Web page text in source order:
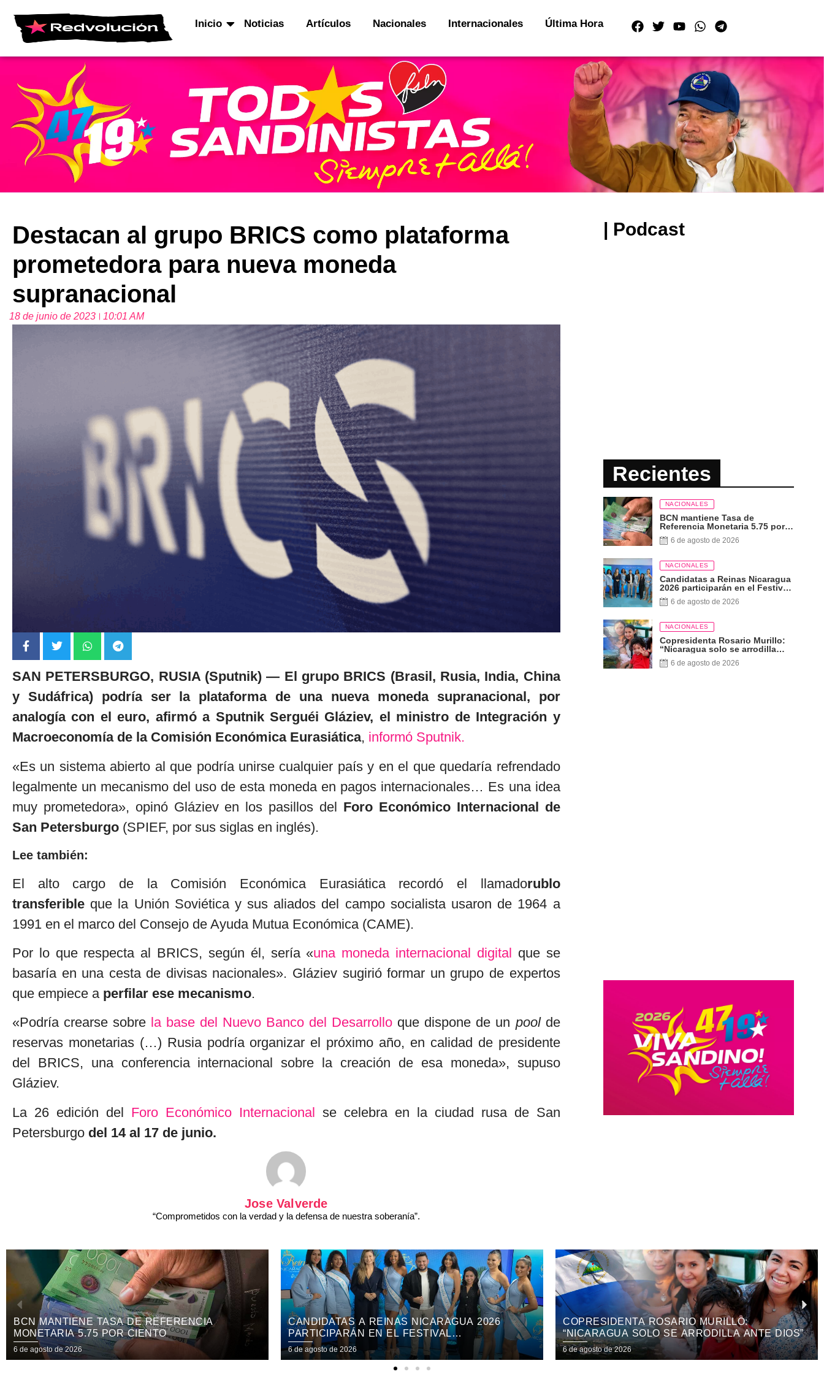
Inicio Noticias Artículos Nacionales Internacionales Última Hora
Destacan al grupo BRICS como plataforma
prometedora para nueva moneda
supranacional
18 de junio de 2023 10:01 AM
SAN PETERSBURGO, RUSIA (Sputnik) — El grupo BRICS (Brasil, Rusia, India, China
y Sudáfrica) podría ser la plataforma de una nueva moneda supranacional, por
analogía con el euro, afirmó a Sputnik Serguéi Gláziev, el ministro de Integración y
Macroeconomía de la Comisión Económica Eurasiática, informó Sputnik.
«Es un sistema abierto al que podría unirse cualquier país y en el que quedaría refrendado
legalmente un mecanismo del uso de esta moneda en pagos internacionales… Es una idea
muy prometedora», opinó Gláziev en los pasillos del Foro Económico Internacional de
San Petersburgo (SPIEF, por sus siglas en inglés).
Lee también:
El alto cargo de la Comisión Económica Eurasiática recordó el llamadorublo
transferible que la Unión Soviética y sus aliados del campo socialista usaron de 1964 a
1991 en el marco del Consejo de Ayuda Mutua Económica (CAME).
Por lo que respecta al BRICS, según él, sería «una moneda internacional digital que se
basaría en una cesta de divisas nacionales». Gláziev sugirió formar un grupo de expertos
que empiece a perfilar ese mecanismo.
«Podría crearse sobre la base del Nuevo Banco del Desarrollo que dispone de un pool de
reservas monetarias (…) Rusia podría organizar el próximo año, en calidad de presidente
del BRICS, una conferencia internacional sobre la creación de esa moneda», supuso
Gláziev.
La 26 edición del Foro Económico Internacional se celebra en la ciudad rusa de San
Petersburgo del 14 al 17 de junio.
Jose Valverde
“Comprometidos con la verdad y la defensa de nuestra soberanía”.
| Podcast
Recientes
NACIONALES
BCN mantiene Tasa de
Referencia Monetaria 5.75 por
ciento
6 de agosto de 2026
NACIONALES
Candidatas a Reinas Nicaragua
2026 participarán en el Festival
Internacional de las Artes,
Cultura y Gastronomía
6 de agosto de 2026
NACIONALES
Copresidenta Rosario Murillo:
“Nicaragua solo se arrodilla
ante Dios”
6 de agosto de 2026
CANDIDATAS A REINAS NICARAGUA 2026
PARTICIPARÁN EN EL FESTIVAL
INTERNACIONAL DE LAS ARTES, CULTURA Y
GASTRONOMÍA
6 de agosto de 2026
COPRESIDENTA ROSARIO MURILLO:
“NICARAGUA SOLO SE ARRODILLA ANTE DIOS”
6 de agosto de 2026
HOSPITAL ANTONIO LENÍN
DESARROLLA JORNADA
ESPECIALIZADA EN
6 de agosto de 2026